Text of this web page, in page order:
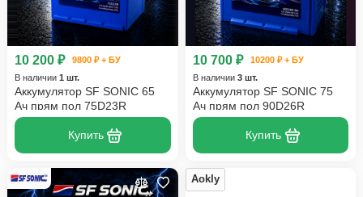
10 200 ₽
9800 ₽ + БУ
В наличии 1 шт.
Аккумулятор SF SONIC 65
Ач прям пол 75D23R
Купить
10 700 ₽
10200 ₽ + БУ
В наличии 3 шт.
Аккумулятор SF SONIC 75
Ач прям пол 90D26R
Купить
Aokly